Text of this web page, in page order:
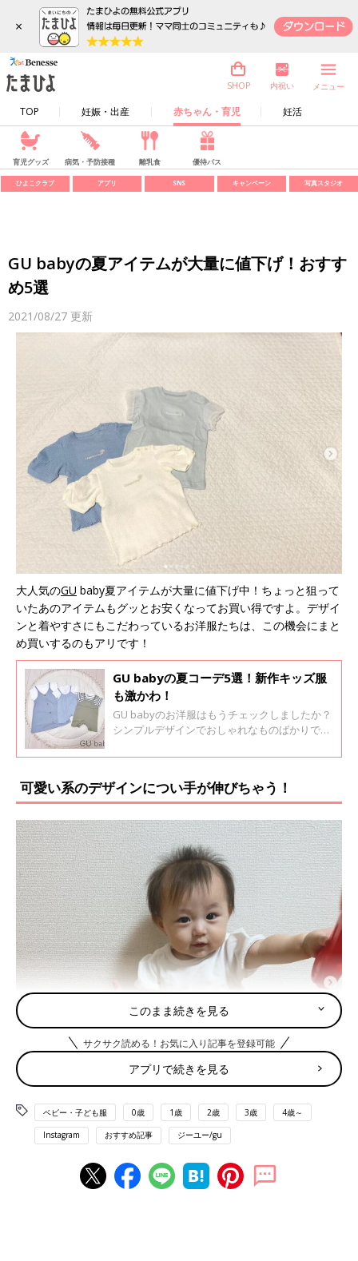
×
TOP 妊娠・出産 赤ちゃん・育児 妊活
SHOP 内祝い メニュー
育児グッズ 病気・予防接種 離乳食 優待パス
ひよこクラブ アプリ SNS キャンペーン 写真スタジオ
GU babyの夏アイテムが大量に値下げ！おすす
め5選
2021/08/27 更新
大人気のGU baby夏アイテムが大量に値下げ中！ちょっと狙って
いたあのアイテムもグッとお安くなってお買い得ですよ。デザイ
ンと着やすさにもこだわっているお洋服たちは、この機会にまと
め買いするのもアリです！
GU babyの夏コーデ5選！新作キッズ服
も激かわ！
GU babyのお洋服はもうチェックしましたか？
シンプルデザインでおしゃれなものばかりで
り、お目当てのサイズが売り切れる前に要チェ
ご紹介します。
可愛い系のデザインについ手が伸びちゃう！
otohaさんはこちらのロンパースを娘さんに購入。可愛い系のお
このまま続きを見る
サクサク読める！お気に入り記事を登録可能
アプリで続きを見る
ベビー・子ども服 0歳 1歳 2歳 3歳 4歳～
Instagram おすすめ記事 ジーユー/gu